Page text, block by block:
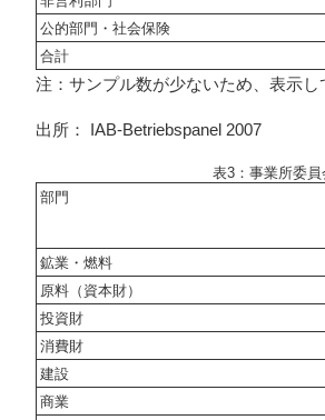
公的部門・社会保険
合計
注：サンプル数が少ないため、表示し
出所： IAB-Betriebspanel 2007
表3：事業所委
部門
鉱業・燃料
原料（資本財）
投資財
消費財
建設
商業